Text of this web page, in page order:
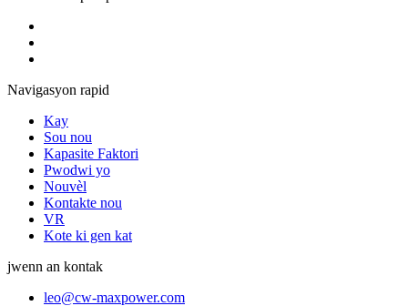
Navigasyon rapid
Kay
Sou nou
Kapasite Faktori
Pwodwi yo
Nouvèl
Kontakte nou
VR
Kote ki gen kat
jwenn an kontak
leo@cw-maxpower.com